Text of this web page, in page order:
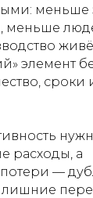
меньше
меньше
элемент
сроки
расходы, а
—